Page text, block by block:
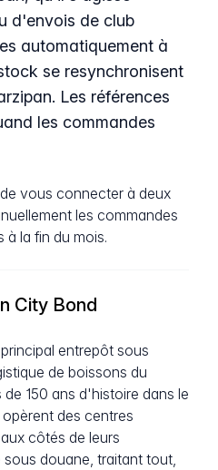
d'envois de club
automatiquement à
se resynchronisent
Les références
les commandes
vous connecter à deux
les commandes
la fin du mois.
City Bond
entrepôt sous
de boissons du
150 ans d'histoire dans le
des centres
côtés de leurs
douane, traitant tout,